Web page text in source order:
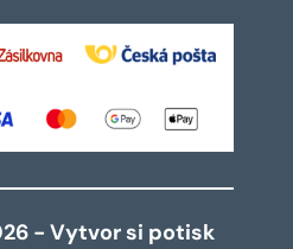
- Vytvor si potisk